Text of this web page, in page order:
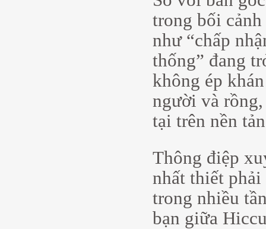
trong bối cảnh
như “chấp
thống” đang
không ép
người và
tại trên nền
Thông điệp
nhất thiết
trong nhiều
bạn giữa